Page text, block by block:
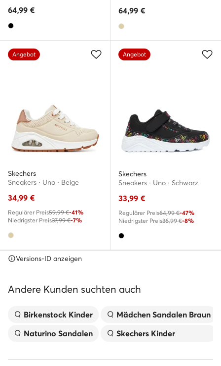
64,99 € 64,99 €
Angebot
Skechers
Sneakers · Uno · Beige
34,99 €
Regulärer Preis59,99 €-41%
Niedrigster Preis37,99 €-7%
Angebot
Skechers
Sneakers · Uno · Schwarz
33,99 €
Regulärer Preis64,99 €-47%
Niedrigster Preis36,99 €-8%
Versions-ID anzeigen
Andere Kunden suchten auch
Birkenstock Kinder
Naturino Sandalen
Mädchen Sandalen Braun
Skechers Kinder